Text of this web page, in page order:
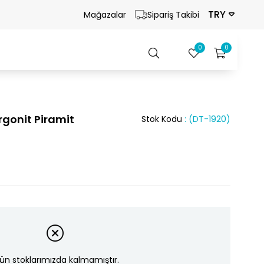
Mağazalar Sipariş Takibi TRY
0
0
Piramit (DT-1920)
Stok Kodu
stoklarımızda kalmamıştır.